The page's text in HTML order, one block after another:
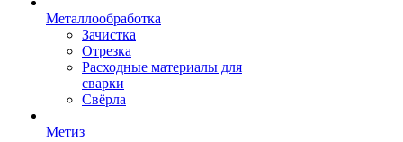
Металлообработка
Зачистка
Отрезка
Расходные материалы для
сварки
Свёрла
Метиз